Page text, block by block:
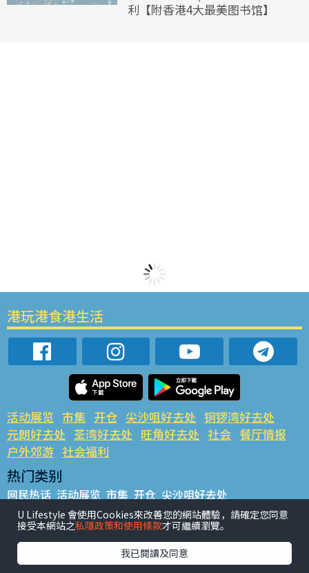
利【附香港4大最美图书馆】
港玩港食港生活
活动展览 市集 开仓 尖沙咀好去处 铜锣湾好去处
元朗好去处 荃湾好去处 旺角好去处 社会 餐厅情报
户外郊游 社会福利
热门类别
网民热话 活动展览 市集 开仓 尖沙咀好去处
铜锣湾好去处 元朗好去处 荃湾好去处 旺角好去处 社会
餐厅情报 户外郊游
热门标签
U Lifestyle 會使用Cookies來改善您的網站體驗，請確定您同意
接受本網站之私隱政策和使用條款才可繼續瀏覽。
我已閱讀及同意